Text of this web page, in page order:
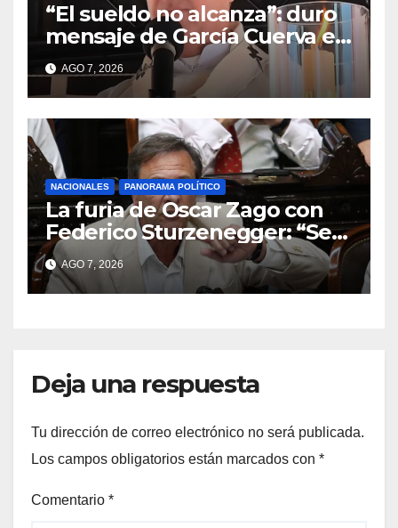
“El sueldo no alcanza”: duro
mensaje de García Cuerva en
San Cayetano
AGO 7, 2026
NACIONALES PANORAMA POLÍTICO
La furia de Oscar Zago con
Federico Sturzenegger: “Se
cree que somos títeres o
estúpidos”
AGO 7, 2026
Deja una respuesta
Tu dirección de correo electrónico no será publicada.
Los campos obligatorios están marcados con *
Comentario *